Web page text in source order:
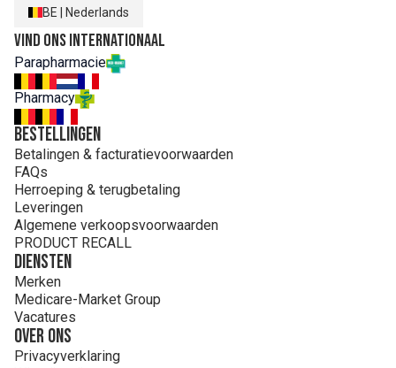
BE Nederlands
Vind ons internationaal
Parapharmacie
Pharmacy
Bestellingen
Betalingen & facturatievoorwaarden
FAQs
Herroeping & terugbetaling
Leveringen
Algemene verkoopsvoorwaarden
PRODUCT RECALL
Diensten
Merken
Medicare-Market Group
Vacatures
Over ons
Privacyverklaring